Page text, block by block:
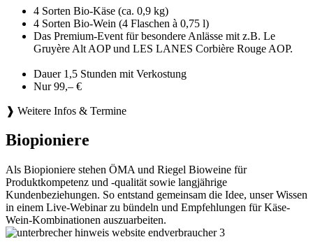
4 Sorten Bio-Käse (ca. 0,9 kg)
4 Sorten Bio-Wein (4 Flaschen à 0,75 l)
Das Premium-Event für besondere Anlässe mit z.B. Le
Gruyère Alt AOP und LES LANES Corbière Rouge AOP.
Dauer 1,5 Stunden mit Verkostung
Nur 99,– €
❱ Weitere Infos & Termine
Biopioniere
Als Biopioniere stehen ÖMA und Riegel Bioweine für
Produktkompetenz und -qualität sowie langjährige
Kundenbeziehungen. So entstand gemeinsam die Idee, unser Wissen
in einem Live-Webinar zu bündeln und Empfehlungen für Käse-
Wein-Kombinationen auszuarbeiten.